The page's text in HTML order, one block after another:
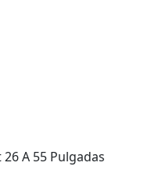
A 55 Pulgadas